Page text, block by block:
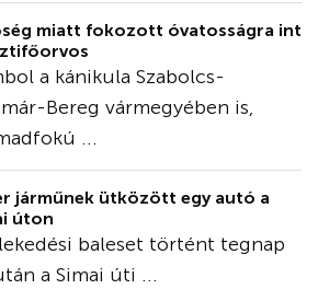
miatt fokozott óvatosságra int
a kánikula Szabolcs-
Bereg vármegyében is,
...
járműnek ütközött egy autó a
úton
baleset történt tegnap
a Simai úti ...